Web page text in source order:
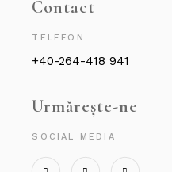
Contact
TELEFON
+40-264-418 941
Urmărește-ne
SOCIAL MEDIA